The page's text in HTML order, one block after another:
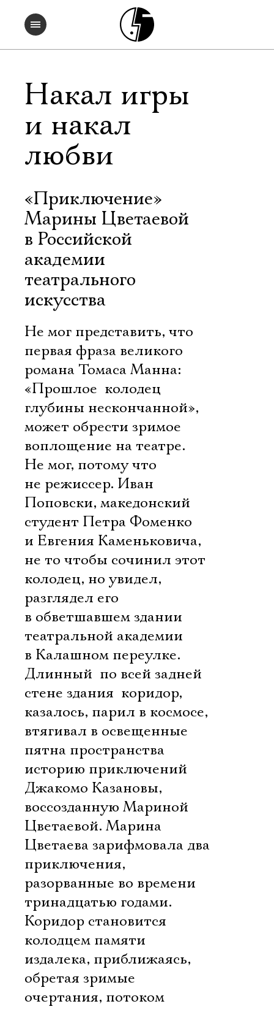
Накал игры
и накал
любви
«Приключение»
Марины Цветаевой
в Российской
академии
театрального
искусства
Не мог представить, что
первая фраза великого
романа Томаса Манна:
«Прошлое  колодец
глубины нескончанной», 
может обрести зримое
воплощение на театре.
Не мог, потому что
не режиссер. Иван
Поповски, македонский
студент Петра Фоменко
и Евгения Каменьковича,
не то чтобы сочинил этот
колодец, но увидел,
разглядел его
в обветшавшем здании
театральной академии
в Калашном переулке.
Длинный  по всей задней
стене здания  коридор,
казалось, парил в космосе,
втягивал в освещенные
пятна пространства
историю приключений
Джакомо Казановы,
воссозданную Мариной
Цветаевой. Марина
Цветаева зарифмовала два
приключения,
разорванные во времени
тринадцатью годами.
Коридор становится
колодцем памяти 
издалека, приближаясь,
обретая зримые
очертания, потоком